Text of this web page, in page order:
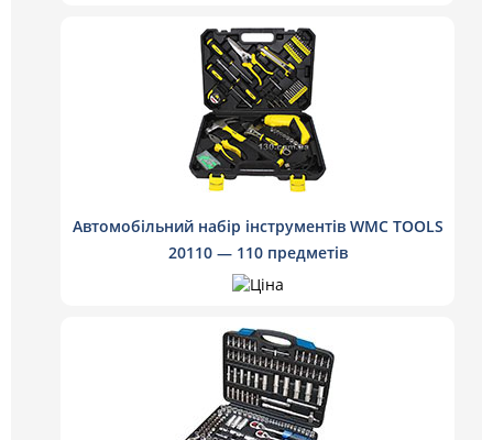
Автомобільний набір інструментів WMC TOOLS
20110 — 110 предметів